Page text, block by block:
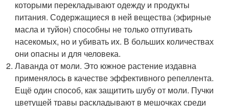
которыми перекладывают одежду и продукты
питания. Содержащиеся в ней вещества (эфирные
масла и туйон) способны не только отпугивать
насекомых, но и убивать их. В больших количествах
они опасны и для человека.
Лаванда от моли. Это южное растение издавна
применялось в качестве эффективного репеллента.
Ещё один способ, как защитить шубу от моли. Пучки
цветущей травы раскладывают в мешочках среди